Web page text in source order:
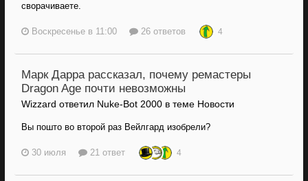
сворачиваете.
Воскресенье в 11:00 26 ответов 4
Марк Дарра рассказал, почему ремастеры
Dragon Age почти невозможны
Wizzard ответил Nuke-Bot 2000 в теме Новости
Вы пошто во второй раз Вейлгард изобрели?
30 июля 21 ответ 4